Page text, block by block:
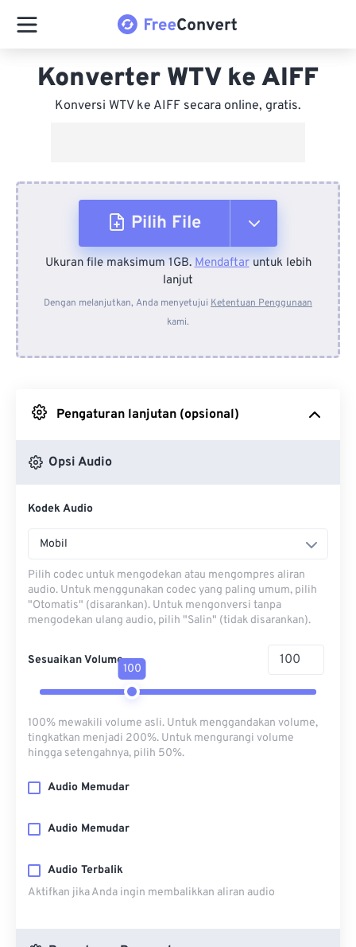
Konverter WTV ke AIFF
Konversi WTV ke AIFF secara online, gratis.
Pilih File
Dari Perangkat
Dari Dropbox
Ukuran file maksimum 1GB.Mendaftaruntuk lebih
lanjut
Dengan melanjutkan, Anda menyetujui Ketentuan Penggunaan
kami.
Pengaturan lanjutan (opsional)
Opsi Audio
Kodek Audio
Mobil
Pilih codec untuk mengodekan atau mengompres aliran
audio. Untuk menggunakan codec yang paling umum, pilih
"Otomatis" (disarankan). Untuk mengonversi tanpa
mengodekan ulang audio, pilih "Salin" (tidak disarankan).
Sesuaikan Volume
100
100% mewakili volume asli. Untuk menggandakan volume,
tingkatkan menjadi 200%. Untuk mengurangi volume
hingga setengahnya, pilih 50%.
Audio Memudar
Audio Memudar
Audio Terbalik
Aktifkan jika Anda ingin membalikkan aliran audio